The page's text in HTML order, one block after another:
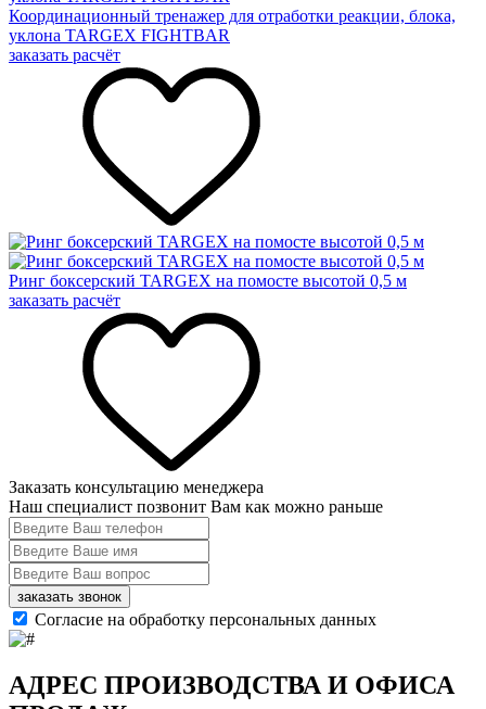
Координационный тренажер для отработки реакции, блока,
уклона TARGEX FIGHTBAR
заказать расчёт
Ринг боксерский TARGEX на помосте высотой 0,5 м
заказать расчёт
Заказать консультацию менеджера
Наш специалист позвонит Вам как можно раньше
заказать звонок
Согласие на обработку персональных данных
АДРЕС ПРОИЗВОДСТВА И ОФИСА